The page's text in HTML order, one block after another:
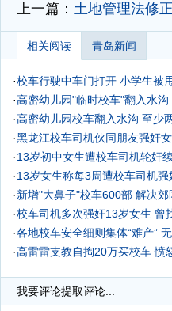
上一篇： 土地管理法修
相关阅读 青岛新闻
·校车行驶中车门打开 小学生被
·高密幼儿园"临时校车"翻入水
·高密幼儿园校车翻入水沟 至少
·黑龙江校车司机伙同朋友强奸
·13岁初中女生遭校车司机轮奸
·13岁女生称每3周遭校车司机强
·新增"大鼻子"校车600部 解决
·校车司机多次强奸13岁女生 曾
·各地校车安全细则集体“难产”
·高雷雷支教自掏20万买校车 愤
我要评论提取评论...